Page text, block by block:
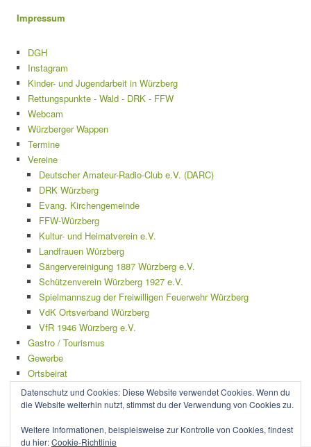
Impressum
DGH
Instagram
Kinder- und Jugendarbeit in Würzberg
Rettungspunkte - Wald - DRK - FFW
Webcam
Würzberger Wappen
Termine
Vereine
Deutscher Amateur-Radio-Club e.V. (DARC)
DRK Würzberg
Evang. Kirchengemeinde
FFW-Würzberg
Kultur- und Heimatverein e.V.
Landfrauen Würzberg
Sängervereinigung 1887 Würzberg e.V.
Schützenverein Würzberg 1927 e.V.
Spielmannszug der Freiwilligen Feuerwehr Würzberg
VdK Ortsverband Würzberg
VfR 1946 Würzberg e.V.
Gastro / Tourismus
Gewerbe
Ortsbeirat
Mängelmelder
Impressum
Datenschutz und Cookies: Diese Website verwendet Cookies. Wenn du
die Website weiterhin nutzt, stimmst du der Verwendung von Cookies zu.
Weitere Informationen, beispielsweise zur Kontrolle von Cookies, findest
du hier:Cookie-Richtlinie